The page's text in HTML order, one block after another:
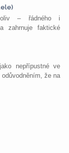
– řádného i
zahrnuje faktické
nepřípustné ve
že na